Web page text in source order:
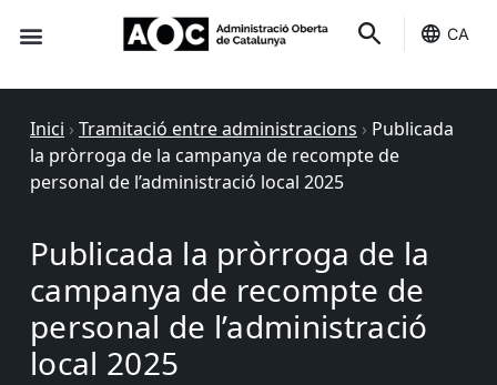
CA
Inici › Tramitació entre administracions › Publicada
la pròrroga de la campanya de recompte de
personal de l’administració local 2025
Publicada la pròrroga de la
campanya de recompte de
personal de l’administració
local 2025